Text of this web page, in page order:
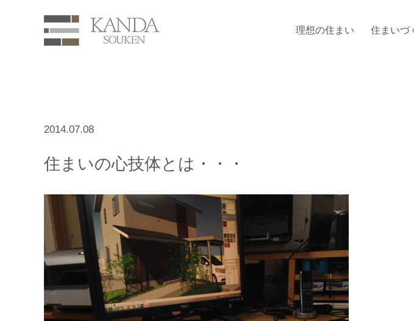
理想の住まい 住まいづ
2014.07.08
住まいの心技体とは・・・